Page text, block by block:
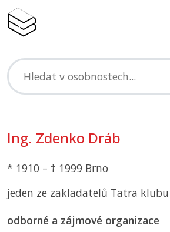
Ing. Zdenko Dráb
* 1910 – † 1999 Brno
jeden ze zakladatelů Tatra
odborné a zájmové organizace